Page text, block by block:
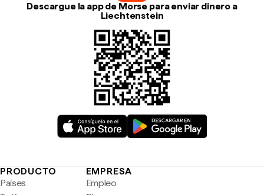
Descargue la app de Morse para enviar dinero a
Liechtenstein
PRODUCTO
Países
EMPRESA
Empleo